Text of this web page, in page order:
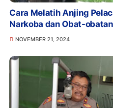
Cara Melatih Anjing
Narkoba dan Obat-
NOVEMBER 21, 2024